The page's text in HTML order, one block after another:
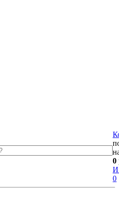
0
0